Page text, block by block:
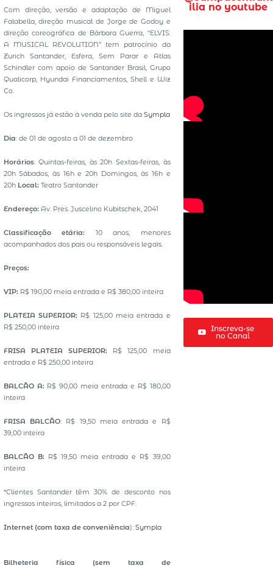
Com direção, versão e adaptação de Miguel
Falabella, direção musical de Jorge de Godoy e
direção coreográfica de Bárbara Guerra, “ELVIS:
A MUSICAL REVOLUTION” tem patrocínio da
Zurich Santander, Esfera, Sem Parar e Atlas
Schindler com apoio de Santander Brasil, Grupo
Qualicorp, Hyundai Financiamentos, Shell e Wiz
Co.
Os ingressos já estão à venda pelo site da Sympla
Dia: de 01 de agosto a 01 de dezembro
Horários: Quintas-feiras, às 20h Sextas-feiras, às
20h Sábados, às 16h e 20h Domingos, às 16h e
20h Local: Teatro Santander
Endereço: Av. Pres. Juscelino Kubitschek, 2041
Classificação etária: 10 anos, menores
acompanhados dos pais ou responsáveis legais.
Preços:
VIP: R$ 190,00 meia entrada e R$ 380,00 inteira
PLATEIA SUPERIOR: R$ 125,00 meia entrada e
R$ 250,00 inteira
FRISA PLATEIA SUPERIOR: R$ 125,00 meia
entrada e R$ 250,00 inteira
BALCÃO A: R$ 90,00 meia entrada e R$ 180,00
inteira
FRISA BALCÃO: R$ 19,50 meia entrada e R$
39,00 inteira
BALCÃO B: R$ 19,50 meia entrada e R$ 39,00
inteira
*Clientes Santander têm 30% de desconto nos
ingressos inteiros, limitados a 2 por CPF.
Internet (com taxa de conveniência): Sympla
Bilheteria física (sem taxa de
ilia no youtube
Inscreva-se
no Canal